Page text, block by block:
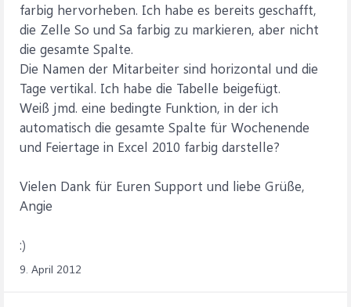
farbig hervorheben. Ich habe es bereits geschafft,
die Zelle So und Sa farbig zu markieren, aber nicht
die gesamte Spalte.
Die Namen der Mitarbeiter sind horizontal und die
Tage vertikal. Ich habe die Tabelle beigefügt.
Weiß jmd. eine bedingte Funktion, in der ich
automatisch die gesamte Spalte für Wochenende
und Feiertage in Excel 2010 farbig darstelle?
Vielen Dank für Euren Support und liebe Grüße,
Angie
:)
9. April 2012